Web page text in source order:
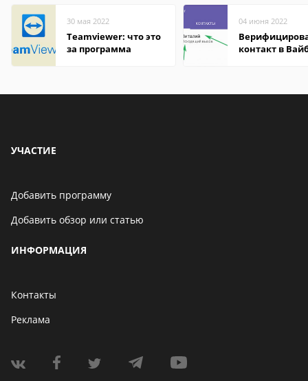
30 мая 2022
Teamviewer: что это
за программа
04 июня 2022
контакт в
УЧАСТИЕ
Добавить программу
Добавить обзор или статью
ИНФОРМАЦИЯ
Контакты
Реклама